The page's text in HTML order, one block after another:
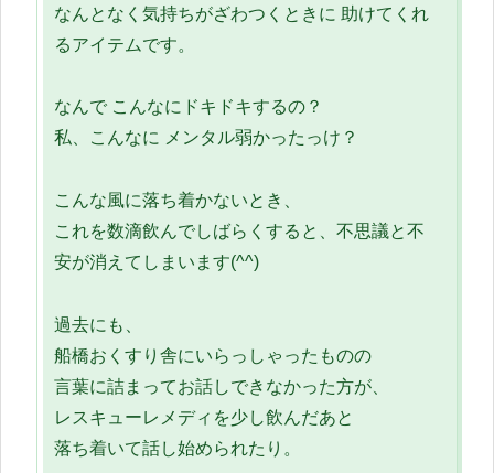
なんとなく気持ちがざわつくときに 助けてくれ
るアイテムです。
なんで こんなにドキドキするの？
私、こんなに メンタル弱かったっけ？
こんな風に落ち着かないとき、
これを数滴飲んでしばらくすると、不思議と不
安が消えてしまいます(^^)
過去にも、
船橋おくすり舎にいらっしゃったものの
言葉に詰まってお話しできなかった方が、
レスキューレメディを少し飲んだあと
落ち着いて話し始められたり。